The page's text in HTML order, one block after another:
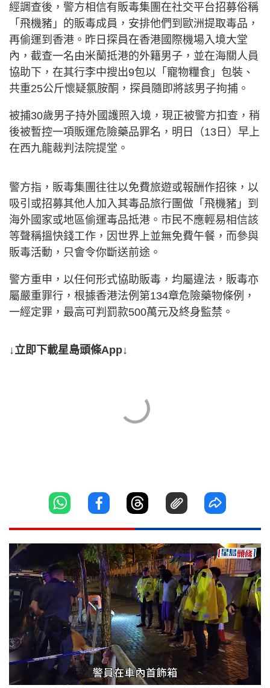
經調查後，警方相信有販毒集團在社交平台招募俗稱
「飛機豬」的販毒成員，安排他們到歐洲提取毒品，
再偷運到香港。昨日探員在香港國際機場入境大堂
內，截查一名由米蘭抵港的外籍男子，並在海關人員
協助下，在其行李中搜出9包以「寵物糧食」包裝、
共重25公斤懷疑氯胺酮，探員隨即將該男子拘捕。
被捕30歲男子持外國護照入境，現正被警方扣查，稍
後被暫控一項販運危險藥品罪名，明日（13日）早上
在西九龍裁判法院提堂。
警方指，販毒集團往往以免費旅遊或報酬作招徠，以
吸引或招募其他人加入其毒品旅行團做「飛機豬」到
海外國家或地區偷運毒品抵港。市民不應輕易相信該
等聲稱搵快錢工作，因世界上並無免費午餐，而參與
販毒活動，只會令你斷送前途。
警方重申，以任何形式協助販毒，均屬違法，販毒亦
屬嚴重罪行，根據香港法例第134章危險藥物條例，
一經定罪，最高可判罰款500萬元及終身監禁。
↓立即下載星島頭條App↓
Loaded:
100.00%